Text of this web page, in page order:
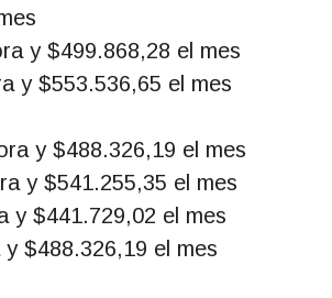
y $499.868,28 el mes
y $553.536,65 el mes
y $488.326,19 el mes
y $541.255,35 el mes
y $441.729,02 el mes
$488.326,19 el mes